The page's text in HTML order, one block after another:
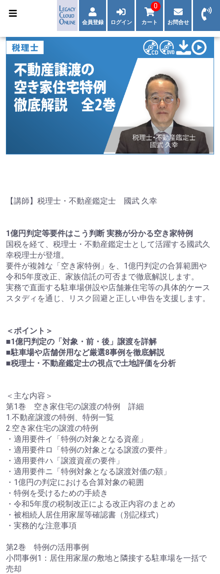
会員登録 ログイン カート
0
お問合せ
【講師】税理士・不動産鑑定士 國武 久幸
1億円判定等要件はこう判断 実務が分かる空き家特例
国税を経て、税理士・不動産鑑定士として活躍する國武久
幸税理士が登壇。
要件が複雑な「空き家特例」を、1億円判定の合算範囲や
令和5年度改正、家族信託の可否まで徹底解説します。
実務で直面する駐車場併設や店舗兼住宅等の具体的ケース
スタディを通じ、リスク回避と正しい申告を支援します。
＜ポイント＞
■1億円判定の「対象・前・後」譲渡を詳解
■駐車場や店舗併用など厳選8事例を徹底解説
■税理士・不動産鑑定士の視点で土地評価を分析
＜主な内容＞
第1巻 空き家住宅の譲渡の特例 詳細
1.不動産譲渡の特例、特例一覧
2.空き家住宅の譲渡の特例
・適用要件イ「特例の対象となる資産」
・適用要件ロ「特例の対象となる譲渡の要件」
・適用要件ハ「譲渡資産の要件」
・適用要件ニ「特例対象となる譲渡対価の額」
・1億円の判定における合算対象の範囲
・特例を受けるための手続き
・令和5年度の税制改正による改正内容のまとめ
・被相続人居住用家屋等確認書（別記様式）
・実務的な注意事項
第2巻 特例の活用事例
小問事例1：居住用家屋の敷地と隣接する駐車場を一括で
売却